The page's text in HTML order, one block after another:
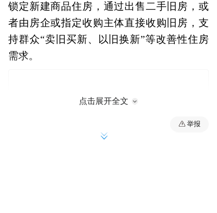
锁定新建商品住房，通过出售二手旧房，或
者由房企或指定收购主体直接收购旧房，支
持群众“卖旧买新、以旧换新”等改善性住房
需求。
点击展开全文
举报